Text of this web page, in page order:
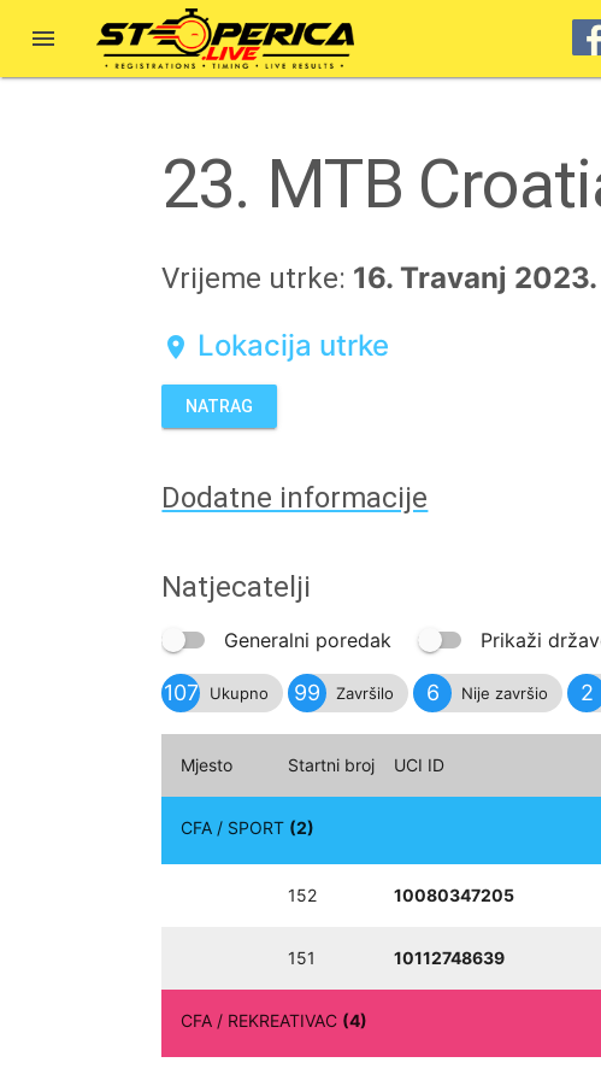

23. MTB
Vrijeme utrke: 16. Travanj
location_on Lokacija utrke
NATRAG
Dodatne informacije
Natjecatelji
Generalni poredak Prikaži
107 Ukupno 99 Završilo 6 Nije završio 2
Mjesto Startni broj UCI ID
CFA / SPORT (2)
152 10080347205
151 10112748639
CFA / REKREATIVAC (4)